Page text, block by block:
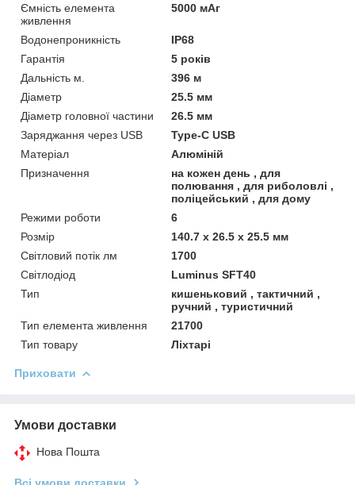
Ємність елемента
живлення
5000 мАг
Водонепроникність
IP68
Гарантія
5 років
Дальність м.
396 м
Діаметр
25.5 мм
Діаметр головної частини
26.5 мм
Заряджання через USB
Type-C USB
Матеріал
Алюміній
Призначення
на кожен день , для
полювання , для риболовлі ,
поліцейський , для дому
Режими роботи
6
Розмір
140.7 х 26.5 х 25.5 мм
Світловий потік лм
1700
Світлодіод
Luminus SFT40
Тип
кишеньковий , тактичний ,
ручний , туристичний
Тип елемента живлення
21700
Тип товару
Ліхтарі
Приховати
Умови доставки
Нова Пошта
Всі умови доставки